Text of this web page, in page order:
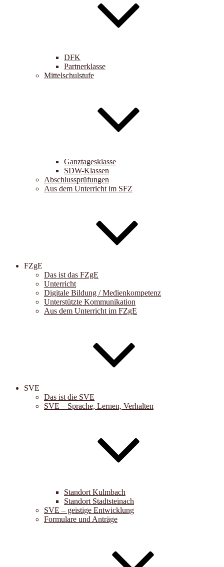
DFK
Partnerklasse
Mittelschulstufe
Ganztagesklasse
SDW-Klassen
Abschlussprüfungen
Aus dem Unterricht im SFZ
FZgE
Das ist das FZgE
Unterricht
Digitale Bildung / Medienkompetenz
Unterstützte Kommunikation
Aus dem Unterricht im FZgE
SVE
Das ist die SVE
SVE – Sprache, Lernen, Verhalten
Standort Kulmbach
Standort Stadtsteinach
SVE – geistige Entwicklung
Formulare und Anträge